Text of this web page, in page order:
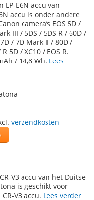
LP-E6N accu van
accu is onder andere
camera’s EOS 5D /
III / 5DS / 5DS R / 60D /
/ 7D Mark II / 80D /
5D / XC10 / EOS R.
/ 14,8 Wh. Lees
verzendkosten
V3 accu van het Duitse
is geschikt voor
V3 accu. Lees verder